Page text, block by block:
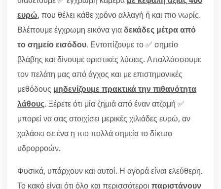
ευρώ, που θέλει κάθε χρόνο αλλαγή ή και πιο νωρίς.
Βλέπουμε έγχρωμη εικόνα γιαδεκάδες μέτρα από
το σημείο εισόδου. Εντοπίζουμε το ✅ σημείο
βλάβης και δίνουμε οριστικές λύσεις. Απαλλάσσουμε
τον πελάτη μας από άγχος και με επιστημονικές
μεθόδους μηδενίζουμε πρακτικά την πιθανότητα
λάθους. Ξέρετε ότι μία ζημιά από έναν ατζαμή ✅
μπορεί να σας στοιχίσει μερικές χιλιάδες ευρώ, αν
χαλάσει σε ένα η πιο πολλά σημεία το δίκτυο
υδρορροών.
Φυσικά, υπάρχουν και αυτοί. Η αγορά είναι ελεύθερη.
Το κακό είναι ότι όλο και περισσότεροι παριστάνουν